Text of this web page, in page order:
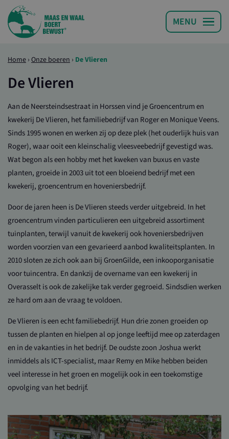
Home › Onze boeren › De Vlieren
De Vlieren
Aan de Neersteindsestraat in Horssen vind je Groencentrum en
kwekerij De Vlieren, het familiebedrijf van Roger en Monique Veens.
Sinds 1995 wonen en werken zij op deze plek (het ouderlijk huis van
Roger), waar ooit een kleinschalig vleesveebedrijf gevestigd was.
Wat begon als een hobby met het kweken van buxus en vaste
planten, groeide in 2003 uit tot een bloeiend bedrijf met een
kwekerij, groencentrum en hoveniersbedrijf.
Door de jaren heen is De Vlieren steeds verder uitgebreid. In het
groencentrum vinden particulieren een uitgebreid assortiment
tuinplanten, terwijl vanuit de kwekerij ook hoveniersbedrijven
worden voorzien van een gevarieerd aanbod kwaliteitsplanten. In
2010 sloten ze zich ook aan bij GroenGilde, een inkooporganisatie
voor tuincentra. En dankzij de overname van een kwekerij in
Overasselt is ook de zakelijke tak verder gegroeid. Sindsdien werken
ze hard om aan de vraag te voldoen.
De Vlieren is een echt familiebedrijf. Hun drie zonen groeiden op
tussen de planten en hielpen al op jonge leeftijd mee op zaterdagen
en in de vakanties in het bedrijf. De oudste zoon Joshua werkt
inmiddels als ICT-specialist, maar Remy en Mike hebben beiden
veel interesse in het groen en mogelijk ook in een toekomstige
opvolging van het bedrijf.